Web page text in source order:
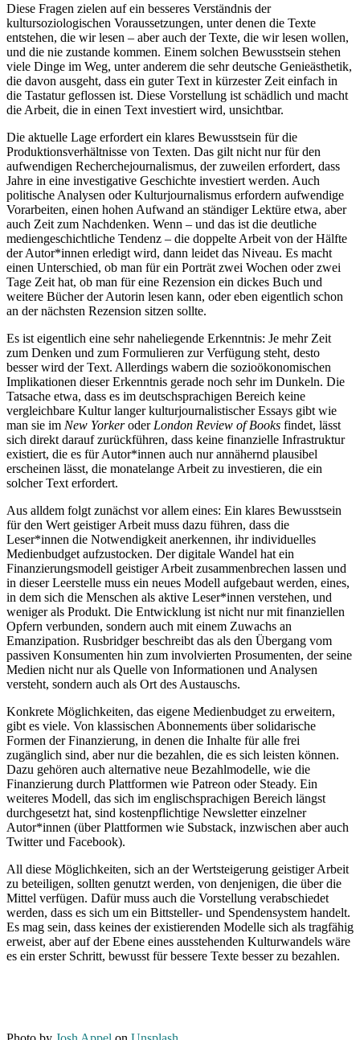
Diese Fragen zielen auf ein besseres Verständnis der
kultursoziologischen Voraussetzungen, unter denen die Texte
entstehen, die wir lesen – aber auch der Texte, die wir lesen wollen,
und die nie zustande kommen. Einem solchen Bewusstsein stehen
viele Dinge im Weg, unter anderem die sehr deutsche Genieästhetik,
die davon ausgeht, dass ein guter Text in kürzester Zeit einfach in
die Tastatur geflossen ist. Diese Vorstellung ist schädlich und macht
die Arbeit, die in einen Text investiert wird, unsichtbar.
Die aktuelle Lage erfordert ein klares Bewusstsein für die
Produktionsverhältnisse von Texten. Das gilt nicht nur für den
aufwendigen Recherchejournalismus, der zuweilen erfordert, dass
Jahre in eine investigative Geschichte investiert werden. Auch
politische Analysen oder Kulturjournalismus erfordern aufwendige
Vorarbeiten, einen hohen Aufwand an ständiger Lektüre etwa, aber
auch Zeit zum Nachdenken. Wenn – und das ist die deutliche
mediengeschichtliche Tendenz – die doppelte Arbeit von der Hälfte
der Autor*innen erledigt wird, dann leidet das Niveau. Es macht
einen Unterschied, ob man für ein Porträt zwei Wochen oder zwei
Tage Zeit hat, ob man für eine Rezension ein dickes Buch und
weitere Bücher der Autorin lesen kann, oder eben eigentlich schon
an der nächsten Rezension sitzen sollte.
Es ist eigentlich eine sehr naheliegende Erkenntnis: Je mehr Zeit
zum Denken und zum Formulieren zur Verfügung steht, desto
besser wird der Text. Allerdings wabern die sozioökonomischen
Implikationen dieser Erkenntnis gerade noch sehr im Dunkeln. Die
Tatsache etwa, dass es im deutschsprachigen Bereich keine
vergleichbare Kultur langer kulturjournalistischer Essays gibt wie
man sie im New Yorkeroder London Review of Books findet, lässt
sich direkt darauf zurückführen, dass keine finanzielle Infrastruktur
existiert, die es für Autor*innen auch nur annähernd plausibel
erscheinen lässt, die monatelange Arbeit zu investieren, die ein
solcher Text erfordert.
Aus alldem folgt zunächst vor allem eines: Ein klares Bewusstsein
für den Wert geistiger Arbeit muss dazu führen, dass die
Leser*innen die Notwendigkeit anerkennen, ihr individuelles
Medienbudget aufzustocken. Der digitale Wandel hat ein
Finanzierungsmodell geistiger Arbeit zusammenbrechen lassen und
in dieser Leerstelle muss ein neues Modell aufgebaut werden, eines,
in dem sich die Menschen als aktive Leser*innen verstehen, und
weniger als Produkt. Die Entwicklung ist nicht nur mit finanziellen
Opfern verbunden, sondern auch mit einem Zuwachs an
Emanzipation. Rusbridger beschreibt das als den Übergang vom
passiven Konsumenten hin zum involvierten Prosumenten, der seine
Medien nicht nur als Quelle von Informationen und Analysen
versteht, sondern auch als Ort des Austauschs.
Konkrete Möglichkeiten, das eigene Medienbudget zu erweitern,
gibt es viele. Von klassischen Abonnements über solidarische
Formen der Finanzierung, in denen die Inhalte für alle frei
zugänglich sind, aber nur die bezahlen, die es sich leisten können.
Dazu gehören auch alternative neue Bezahlmodelle, wie die
Finanzierung durch Plattformen wie Patreon oder Steady. Ein
weiteres Modell, das sich im englischsprachigen Bereich längst
durchgesetzt hat, sind kostenpflichtige Newsletter einzelner
Autor*innen (über Plattformen wie Substack, inzwischen aber auch
Twitter und Facebook).
All diese Möglichkeiten, sich an der Wertsteigerung geistiger Arbeit
zu beteiligen, sollten genutzt werden, von denjenigen, die über die
Mittel verfügen. Dafür muss auch die Vorstellung verabschiedet
werden, dass es sich um ein Bittsteller- und Spendensystem handelt.
Es mag sein, dass keines der existierenden Modelle sich als tragfähig
erweist, aber auf der Ebene eines ausstehenden Kulturwandels wäre
es ein erster Schritt, bewusst für bessere Texte besser zu bezahlen.